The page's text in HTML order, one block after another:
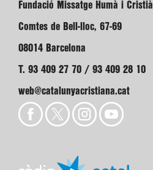
Fundació Missatge Humà i Cristià
Comtes de Bell-lloc, 67-69
08014 Barcelona
T. 93 409 27 70 / 93 409 28 10
web@catalunyacristiana.cat